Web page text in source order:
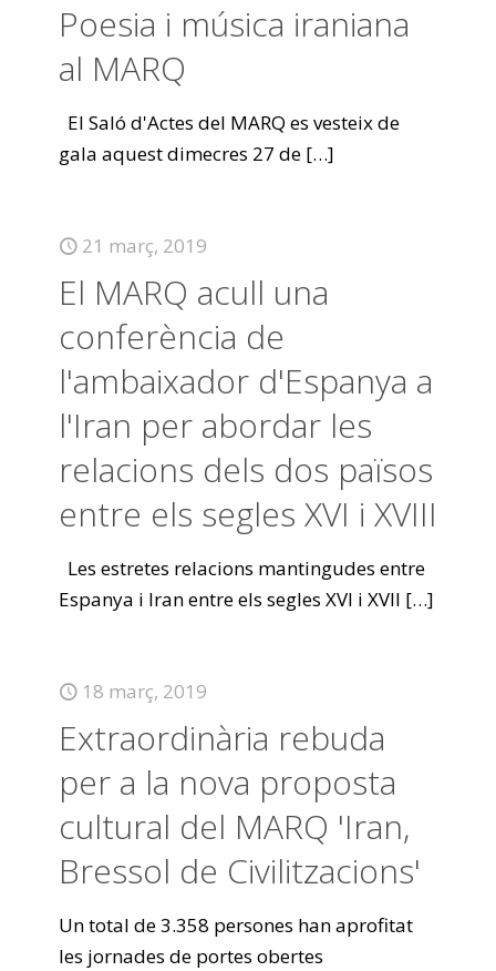
Poesia i música iraniana
al MARQ
El Saló d'Actes del MARQ es vesteix de
gala aquest dimecres 27 de […]
21 març, 2019
El MARQ acull una
conferència de
l'ambaixador d'Espanya a
l'Iran per abordar les
relacions dels dos països
entre els segles XVI i XVIII
Les estretes relacions mantingudes entre
Espanya i Iran entre els segles XVI i XVII […]
18 març, 2019
Extraordinària rebuda
per a la nova proposta
cultural del MARQ 'Iran,
Bressol de Civilitzacions'
Un total de 3.358 persones han aprofitat
les jornades de portes obertes